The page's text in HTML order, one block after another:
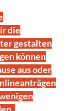
die
gestalten
können
aus oder